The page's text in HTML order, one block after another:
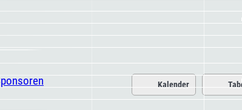
Kalender